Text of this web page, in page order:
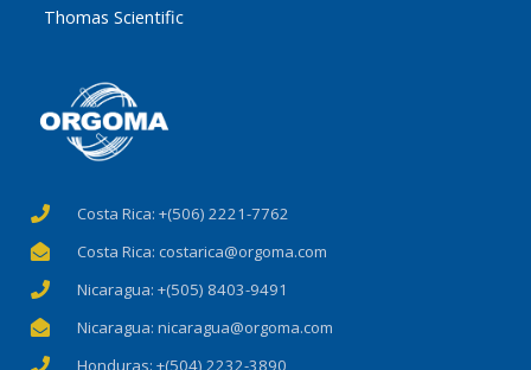
Thomas Scientific
Costa Rica: +(506) 2221-7762
Costa Rica: costarica@orgoma.com
Nicaragua: +(505) 8403-9491
Nicaragua: nicaragua@orgoma.com
Honduras: +(504) 2232-3890